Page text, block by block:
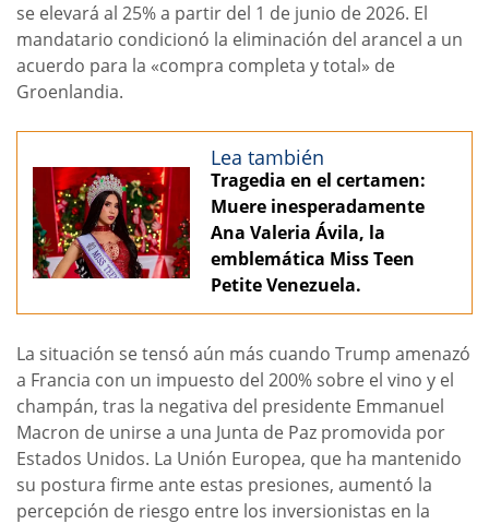
se elevará al 25% a partir del 1 de junio de 2026. El
mandatario condicionó la eliminación del arancel a un
acuerdo para la «compra completa y total» de
Groenlandia.
Lea también
Tragedia en el certamen:
Muere inesperadamente
Ana Valeria Ávila, la
emblemática Miss Teen
Petite Venezuela.
La situación se tensó aún más cuando Trump amenazó
a Francia con un impuesto del 200% sobre el vino y el
champán, tras la negativa del presidente Emmanuel
Macron de unirse a una Junta de Paz promovida por
Estados Unidos. La Unión Europea, que ha mantenido
su postura firme ante estas presiones, aumentó la
percepción de riesgo entre los inversionistas en la